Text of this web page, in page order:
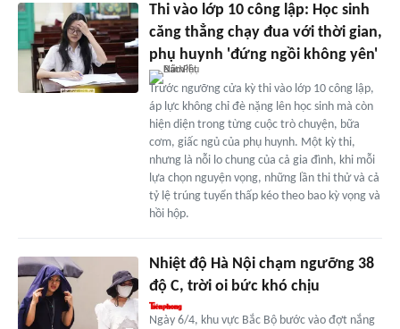
Thi vào lớp 10 công lập: Học sinh
căng thẳng chạy đua với thời gian,
phụ huynh 'đứng ngồi không yên'
Trước ngưỡng cửa kỳ thi vào lớp 10 công lập,
áp lực không chỉ đè nặng lên học sinh mà còn
hiện diện trong từng cuộc trò chuyện, bữa
cơm, giấc ngủ của phụ huynh. Một kỳ thi,
nhưng là nỗi lo chung của cả gia đình, khi mỗi
lựa chọn nguyện vọng, những lần thi thử và cả
tỷ lệ trúng tuyển thấp kéo theo bao kỳ vọng và
hồi hộp.
Nhiệt độ Hà Nội chạm ngưỡng 38
độ C, trời oi bức khó chịu
Ngày 6/4, khu vực Bắc Bộ bước vào đợt nắng